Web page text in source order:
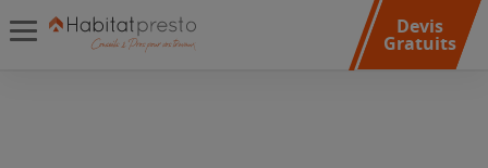
Devis
Gratuits